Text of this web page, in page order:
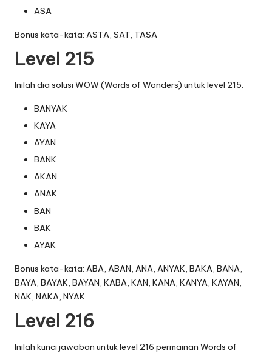
ASA
Bonus kata-kata: ASTA, SAT, TASA
Level 215
Inilah dia solusi WOW (Words of Wonders) untuk level 215.
BANYAK
KAYA
AYAN
BANK
AKAN
ANAK
BAN
BAK
AYAK
Bonus kata-kata: ABA, ABAN, ANA, ANYAK, BAKA, BANA,
BAYA, BAYAK, BAYAN, KABA, KAN, KANA, KANYA, KAYAN,
NAK, NAKA, NYAK
Level 216
Inilah kunci jawaban untuk level 216 permainan Words of